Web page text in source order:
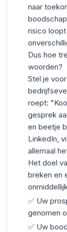
naar
risico
Dus hoe
woorden?
Stel je
roept:
gesprek
en beetje
LinkedIn,
allemaal
Het doel
breken en
✅ Uw
genomen
✅ Uw